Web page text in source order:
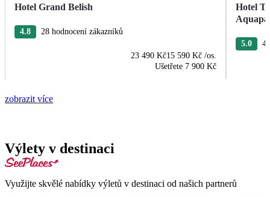
Hotel Grand Belish
4.8 28 hodnocení zákazníků
23 490 Kč15 590 Kč /os.
Ušetřete 7 900 Kč
Hotel
5.0 4
zobrazit více
Výlety v destinaci
Využijte skvělé nabídky výletů v destinaci od našich partnerů